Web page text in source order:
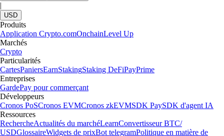
|
USD
Produits
Application Crypto.comOnchainLevel Up
Marchés
Crypto
Particularités
CartesPaniersEarnStakingStaking DeFiPayPrime
Entreprises
GardePay pour commerçant
Développeurs
Cronos PoSCronos EVMCronos zkEVMSDK PaySDK d'agent IA
Ressources
RechercheActualités du marchéLearnConvertisseur BTC/
USDGlossaireWidgets de prixBot telegramPolitique en matière de